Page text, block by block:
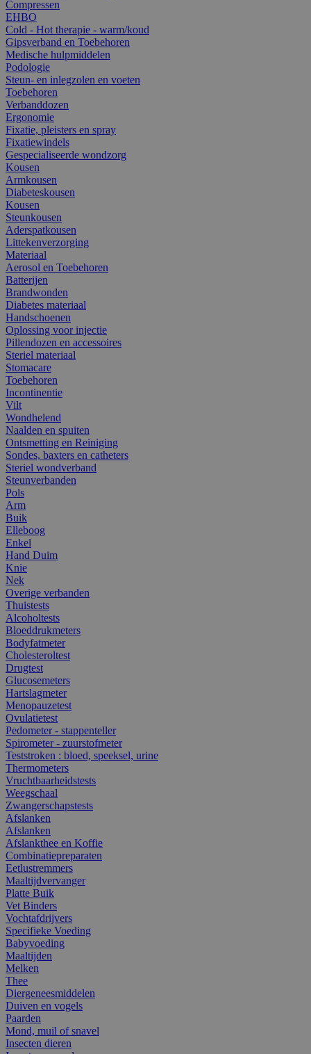
Compressen
EHBO
Cold - Hot therapie - warm/koud
Gipsverband en Toebehoren
Medische hulpmiddelen
Podologie
Steun- en inlegzolen en voeten
Toebehoren
Verbanddozen
Ergonomie
Fixatie, pleisters en spray
Fixatiewindels
Gespecialiseerde wondzorg
Kousen
Armkousen
Diabeteskousen
Kousen
Steunkousen
Aderspatkousen
Littekenverzorging
Materiaal
Aerosol en Toebehoren
Batterijen
Brandwonden
Diabetes materiaal
Handschoenen
Oplossing voor injectie
Pillendozen en accessoires
Steriel materiaal
Stomacare
Toebehoren
Incontinentie
Vilt
Wondhelend
Naalden en spuiten
Ontsmetting en Reiniging
Sondes, baxters en catheters
Steriel wondverband
Steunverbanden
Pols
Arm
Buik
Elleboog
Enkel
Hand Duim
Knie
Nek
Overige verbanden
Thuistests
Alcoholtests
Bloeddrukmeters
Bodyfatmeter
Cholesteroltest
Drugtest
Glucosemeters
Hartslagmeter
Menopauzetest
Ovulatietest
Pedometer - stappenteller
Spirometer - zuurstofmeter
Teststroken : bloed, speeksel, urine
Thermometers
Vruchtbaarheidstests
Weegschaal
Zwangerschapstests
Afslanken
Afslanken
Afslankthee en Koffie
Combinatiepreparaten
Eetlustremmers
Maaltijdvervanger
Platte Buik
Vet Binders
Vochtafdrijvers
Specifieke Voeding
Babyvoeding
Maaltijden
Melken
Thee
Diergeneesmiddelen
Duiven en vogels
Paarden
Mond, muil of snavel
Insecten dieren